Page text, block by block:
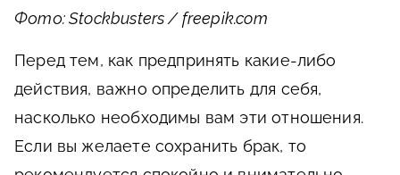
Фото: Stockbusters / freepik.com
Перед тем, как предпринять какие-либо
действия, важно определить для себя,
насколько необходимы вам эти отношения.
Если вы желаете сохранить брак, то